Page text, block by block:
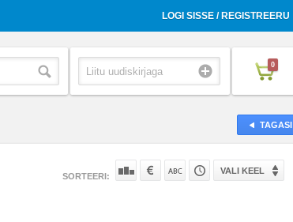
LOGI SISSE / REGISTREERU
0
TAGASI
SORTEERI:
VALI KEEL